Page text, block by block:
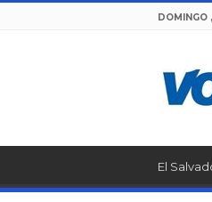
DOMINGO
El